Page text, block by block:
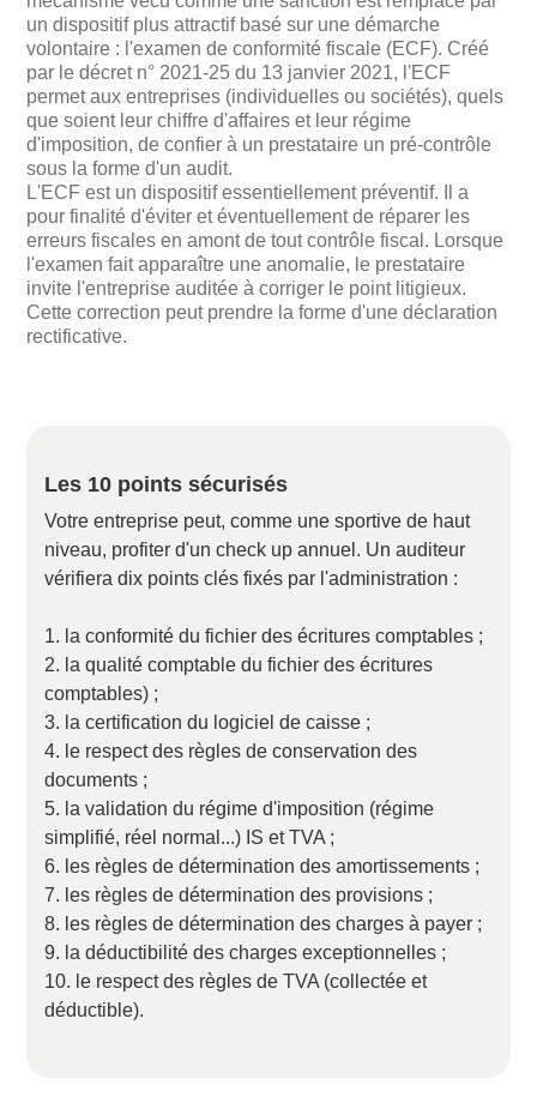
un dispositif plus attractif basé sur une démarche
volontaire : l'examen de conformité fiscale (ECF). Créé
par le décret n° 2021-25 du 13 janvier 2021, l'ECF
permet aux entreprises (individuelles ou sociétés), quels
que soient leur chiffre d'affaires et leur régime
d'imposition, de confier à un prestataire un pré-contrôle
sous la forme d'un audit.
L'ECF est un dispositif essentiellement préventif. Il a
pour finalité d'éviter et éventuellement de réparer les
erreurs fiscales en amont de tout contrôle fiscal. Lorsque
l'examen fait apparaître une anomalie, le prestataire
invite l'entreprise auditée à corriger le point litigieux.
Cette correction peut prendre la forme d'une déclaration
rectificative.
Les 10 points sécurisés
Votre entreprise peut, comme une sportive de haut
niveau, profiter d'un check up annuel. Un auditeur
vérifiera dix points clés fixés par l'administration :
1. la conformité du fichier des écritures comptables ;
2. la qualité comptable du fichier des écritures
comptables) ;
3. la certification du logiciel de caisse ;
4. le respect des règles de conservation des
documents ;
5. la validation du régime d'imposition (régime
simplifié, réel normal...) IS et TVA ;
6. les règles de détermination des amortissements ;
7. les règles de détermination des provisions ;
8. les règles de détermination des charges à payer ;
9. la déductibilité des charges exceptionnelles ;
10. le respect des règles de TVA (collectée et
déductible).